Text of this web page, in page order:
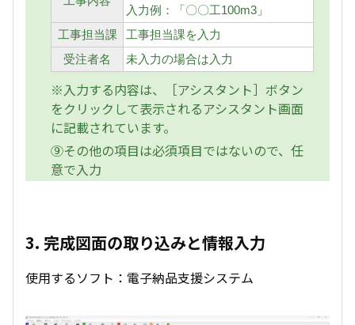
入力例：「〇〇工100m3」
工事担当課
工事担当課を入力
受注者名
未入力の場合は入力
※入力する内容は、［アシスタント］ボタン
をクリックして表示されるアシスタント画面
に記載されています。
⑨その他の項目は必須項目ではないので、任
意で入力
3. 完成図面の取り込みと情報入力
使用するソフト：電子納品支援システム